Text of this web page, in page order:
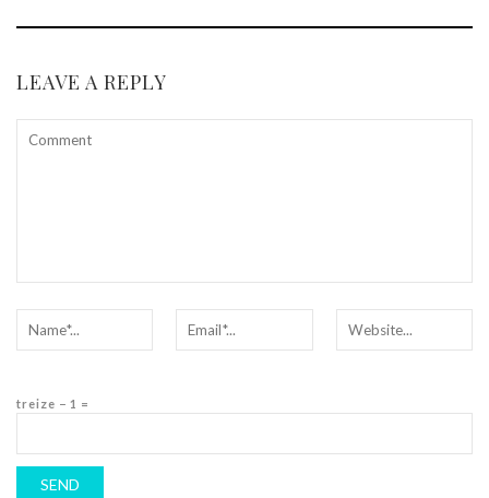
LEAVE A REPLY
treize − 1 =